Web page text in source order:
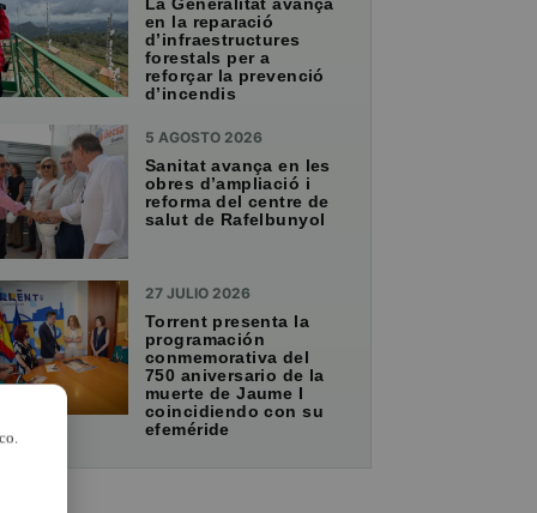
La Generalitat avança
en la reparació
d’infraestructures
forestals per a
reforçar la prevenció
d’incendis
5 AGOSTO 2026
Sanitat avança en les
obres d’ampliació i
reforma del centre de
salut de Rafelbunyol
27 JULIO 2026
Torrent presenta la
programación
conmemorativa del
750 aniversario de la
muerte de Jaume I
coincidiendo con su
efeméride